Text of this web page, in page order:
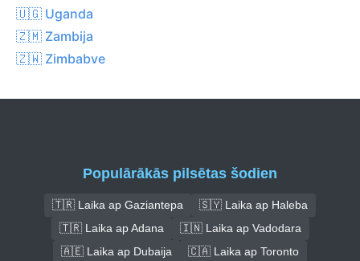
🇺🇬 Uganda
🇿🇲 Zambija
🇿🇼 Zimbabve
Populārākās pilsētas šodien
🇹🇷 Laika ap Gaziantepa
🇸🇾 Laika ap Haleba
🇹🇷 Laika ap Adana
🇮🇳 Laika ap Vadodara
🇦🇪 Laika ap Dubaija
🇨🇦 Laika ap Toronto